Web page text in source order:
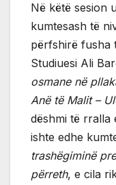
Në këtë sesion
kumtesash të
përfshirë fusha
Studiuesi Ali
osmane në
Anë të Malit –
dëshmi të rralla
ishte edhe
trashëgiminë
përreth, e cila